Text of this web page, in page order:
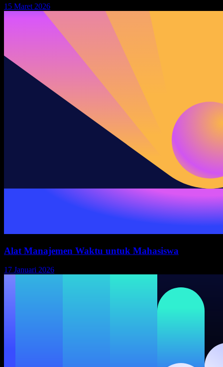
15 Maret 2026
Alat Manajemen Waktu untuk Mahasiswa
17 Januari 2026